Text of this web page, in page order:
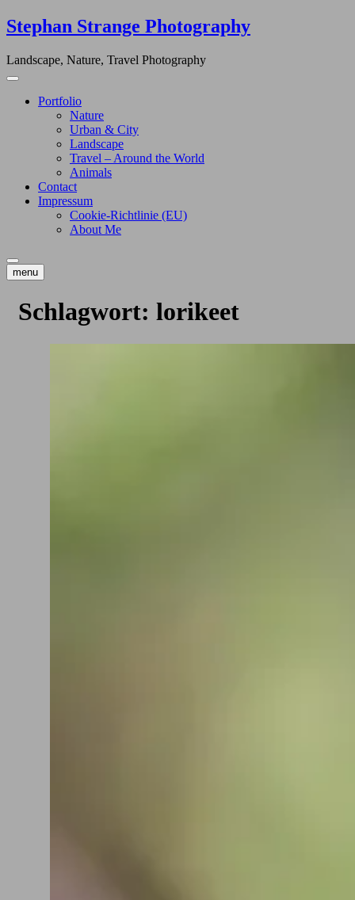
Skip
to
Stephan Strange Photography
Landscape, Nature, Travel Photography
Portfolio
Nature
Urban & City
Landscape
Travel – Around the World
Animals
Contact
Impressum
Cookie-Richtlinie (EU)
About Me
menu
Schlagwort: lorikeet